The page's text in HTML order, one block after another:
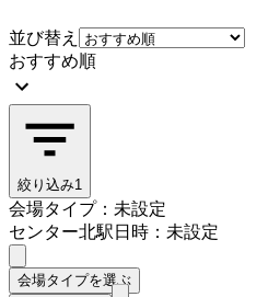
並び替え
おすすめ順
絞り込み1
会場タイプ：未設定
センター北駅日時：未設定
会場タイプを選ぶ